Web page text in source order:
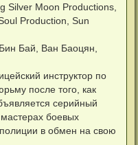
Silver Moon Productions,
Production, Sun
Бай, Ван Баоцян,
инструктор по
после того, как
серийный
боевых
в обмен на свою